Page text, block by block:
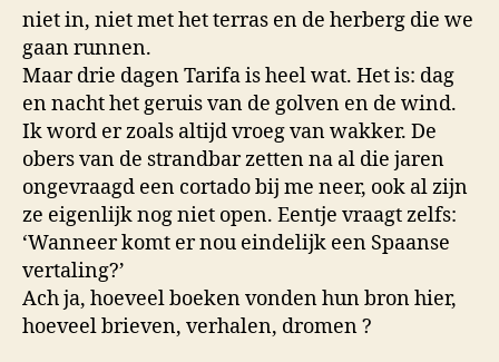
niet in, niet met het terras en de herberg die we
gaan runnen.
Maar drie dagen Tarifa is heel wat. Het is: dag
en nacht het geruis van de golven en de wind.
Ik word er zoals altijd vroeg van wakker. De
obers van de strandbar zetten na al die jaren
ongevraagd een cortado bij me neer, ook al zijn
ze eigenlijk nog niet open. Eentje vraagt zelfs:
‘Wanneer komt er nou eindelijk een Spaanse
vertaling?’
Ach ja, hoeveel boeken vonden hun bron hier,
hoeveel brieven, verhalen, dromen ?